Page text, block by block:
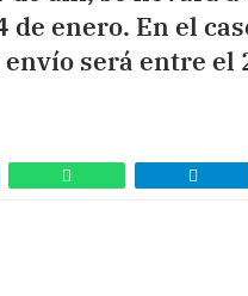
enero. En el
será entre el